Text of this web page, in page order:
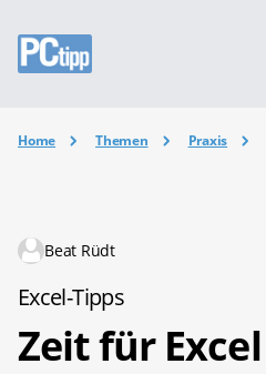
Home Themen Praxis
Beat Rüdt
Excel-Tipps
Zeit für Excel